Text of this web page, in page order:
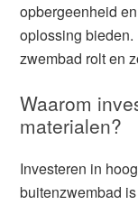
opbergeenheid
oplossing bieden.
zwembad rolt en
Waarom
materialen?
Investeren in
buitenzwembad